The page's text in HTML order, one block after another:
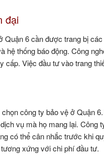
đại
6 cần được trang bị
thống báo động. Công
cấp. Việc đầu tư vào trang
công ty bảo vệ ở Quận
vụ mà họ mang lại. Công
có thể cân nhắc trước khi
xứng với chi phí đầu tư.